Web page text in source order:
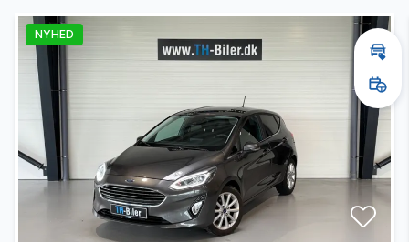
Automatgear
Dual zone klimaanlæg
El-ruder x4
El-spejle
NYHED